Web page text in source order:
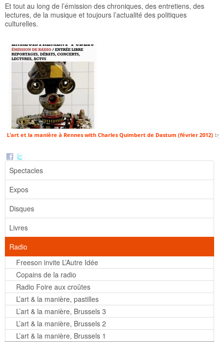
Et tout au long de l’émission des chroniques, des entretiens, des
lectures, de la musique et toujours l’actualité des politiques
culturelles.
L’art et la manière à Rennes with Charles Quimbert de Dastum (février 2012)
Spectacles
Expos
Disques
Livres
Radio
Freeson invite L’Autre Idée
Copains de la radio
Radio Foire aux croûtes
L’art & la manière, pastilles
L’art & la manière, Brussels 3
L’art & la manière, Brussels 2
L’art & la manière, Brussels 1